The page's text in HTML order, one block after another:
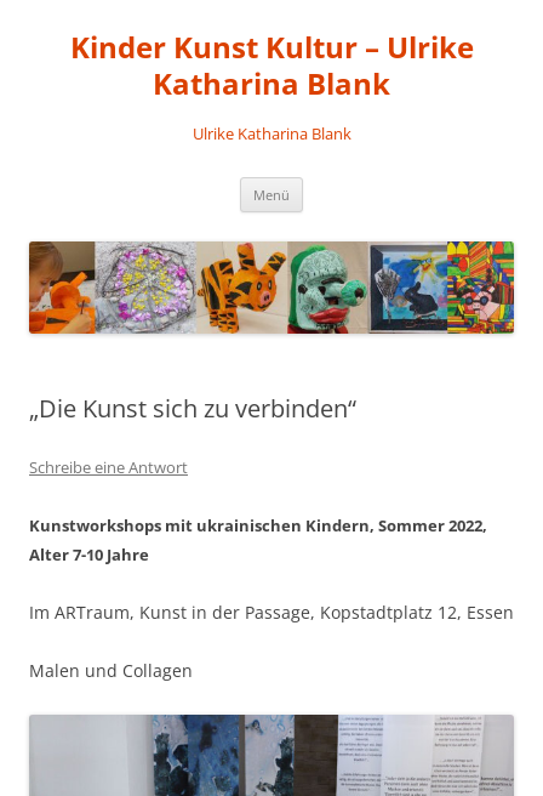
Kinder Kunst Kultur – Ulrike
Katharina Blank
Ulrike Katharina Blank
Menü
„Die Kunst sich zu verbinden“
Schreibe eine Antwort
Kunstworkshops mit ukrainischen Kindern, Sommer 2022,
Alter 7-10 Jahre
Im ARTraum, Kunst in der Passage, Kopstadtplatz 12, Essen
Malen und Collagen